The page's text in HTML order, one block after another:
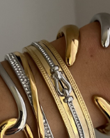
ΒΡΑΧΙΌΛΙΑ
MEN'S COLLECTION
ΔΑΧΤΥΛΊΔΙΑ
ΜΠΙΖΟΥΤΙΈΡΕΣ
ΑΞΕΣΟΥΆΡ
ΤΣΆΝΤΕΣ
ΡΟΛΌΓΙΑ